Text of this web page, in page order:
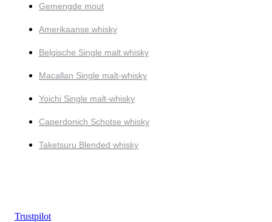
Gemengde mout
Amerikaanse whisky
Belgische Single malt whisky
Macallan Single malt-whisky
Yoichi Single malt-whisky
Caperdonich Schotse whisky
Taketsuru Blended whisky
Trustpilot